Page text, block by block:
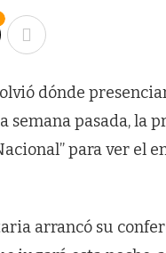
dónde
semana pasada, la
para ver el
arrancó su